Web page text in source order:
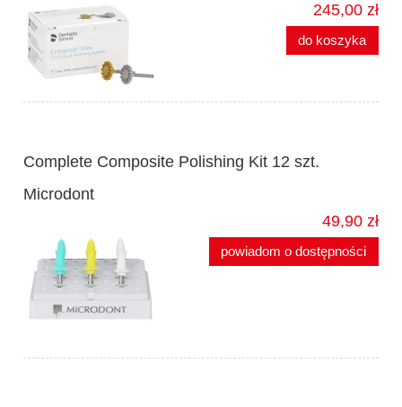
245,00 zł
do koszyka
Complete Composite Polishing Kit 12 szt.
Microdont
49,90 zł
powiadom o dostępności